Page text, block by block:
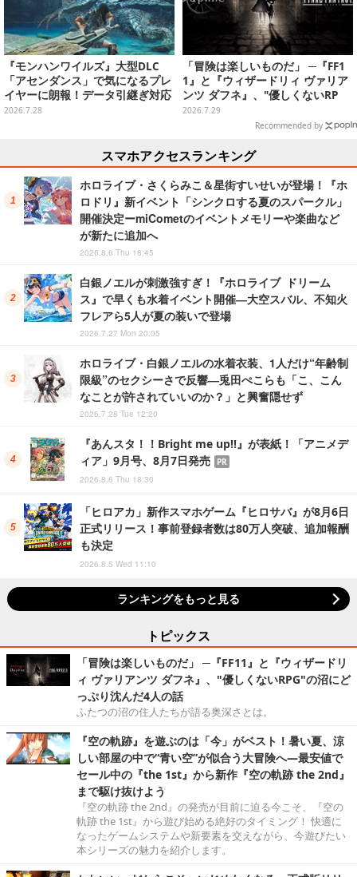
『モンハンワイルズ』大型DLC
「アセンダンス」で気になるプレ
イヤーに朗報！データ引継ぎ対応
の「序盤体験版」が配信決定
2026.7.28
「冒険は楽しいものだ」 ─『FF1
1』と『ウィザードリィ ヴァリア
ンツ ダフネ』、"優しくないRP
G"の沼にどっぷり沈んだ4人の話
2026.7.29
Recommended by
スマホアクセスランキング
ホロライブ・さくらみこ＆星街すいせいが登場！『ホ
ロドリ』新イベント「シンクロする夏のスパークル」
開催決定ーmiCometのイベントメモリーや楽曲など
が新たに追加へ
2026.8.6 Thu 18:45
白銀ノエルが刺激強すぎ！『ホロライブ ドリーム
ス』で早くも水着イベント開催―大空スバル、不知火
フレアら5人が夏の装いで登場
2026.7.27 Mon 20:05
ホロライブ・白銀ノエルの水着衣装、1人だけ“年齢制
限級”のセクシーさで反響―兎田ぺこらも「こ、こん
なことが許されていいのか？」と興奮隠せず
2026.7.28 Tue 12:20
『あんスタ！！Bright me up!!』が表紙！「アニメデ
ィア」9月号、8月7日発売
PR
2026.8.6 Thu 18:30
「ヒロアカ」新作スマホゲーム『ヒロサバ』が8月6日
正式リリース！事前登録者数は80万人突破、追加報酬
も決定
2026.8.5 Wed 11:10
ランキングをもっと見る
トピックス
「冒険は楽しいものだ」 ─『FF11』と『ウィザードリ
ィ ヴァリアンツ ダフネ』、"優しくないRPG"の沼にど
っぷり沈んだ4人の話
ふたつの沼の住人たちが語る奥深さとは。
『空の軌跡』を遊ぶのは「今」がベスト！暑い夏、涼
しい部屋の中で“青い空”が似合う大冒険へ―最安値で
セール中の『the 1st』から新作『空の軌跡 the 2nd』
まで駆け抜けよう
『空の軌跡 the 2nd』の発売が目前に迫る今こそ、『空の
軌跡 the 1st』から遊び始める絶好のタイミング！ 快適に
なったゲームシステムや新要素を交えながら、今遊びたい
本シリーズの魅力を紹介します。